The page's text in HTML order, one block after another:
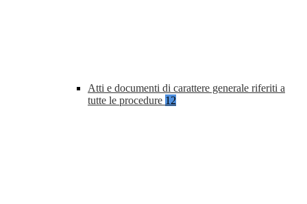
Atti e documenti di carattere generale riferiti a
tutte le procedure 12